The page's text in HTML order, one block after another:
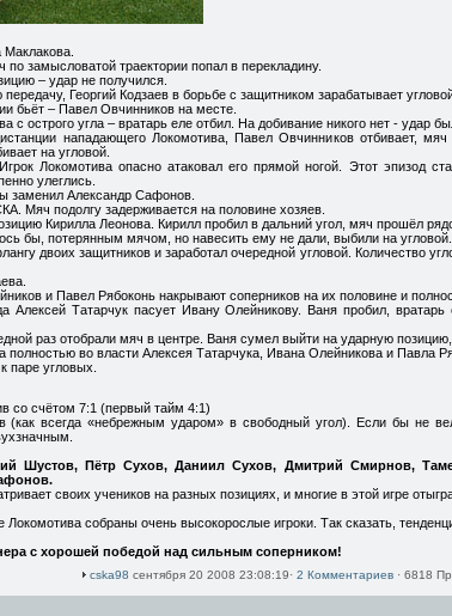
замысловатой траектории попал в перекладину.
– удар не получился.
Георгий Кодзаев в борьбе с защитником зарабатывает
бьёт – Павел Овчинников на месте.
с острого угла – вратарь еле отбил. На добивание никого нет - удар
нападающего Локомотива, Павел Овчинников отбивает,
на угловой.
Локомотива опасно атаковал его прямой ногой. Этот эпизод
улеглись.
заменил Александр Сафонов.
Мяч подолгу задерживается на половине хозяев.
Кирилла Леонова. Кирилл пробил в дальний угол, мяч прошёл
бы, потерянным мячом, но навесить ему не дали, выбили на
двоих защитников и заработал очередной угловой. Количество
и Павел Рябоконь накрывают соперников на их половине и
Алексей Татарчук пасует Ивану Олейникову. Ваня пробил,
раз отобрали мяч в центре. Ваня сумел выйти на ударную позицию,
во власти Алексея Татарчука, Ивана Олейникова и Павла
паре угловых.
со счётом 7:1 (первый тайм 4:1)
всегда «небрежным ударом» в свободный угол). Если бы не
Шустов, Пётр Сухов, Даниил Сухов, Дмитрий Смирнов,
своих учеников на разных позициях, и многие в этой игре
Локомотива собраны очень высокорослые игроки. Так сказать,
с хорошей победой над сильным соперником!
cska98 сентября 20 2008 23:08:19· 2 Комментариев · 6818